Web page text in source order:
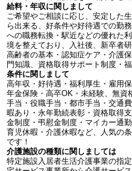
給料・年収に関しまして
ご希望やご相談に応じ、安定した
ら出来る、好条件や好待遇での勤
への職務転換・駅近などの優れた
境を整えており、入社後、新卒者
高齢者の基本・認知症ケア・介護
門知識、資格取得サポート制度・
条件に関しまして
高年収・好待遇・福利厚生・雇用
年金保険・高卒OK・未経験、無
手当・役職手当・都市手当・交通
暇あり・永年勤続表彰・資格取得
金制度・弔慰金制度・マイカー通
育児休暇・介護休暇など、人気の
です！
介護施設の種類に関しましては
特定施設入居者生活介護事業の指